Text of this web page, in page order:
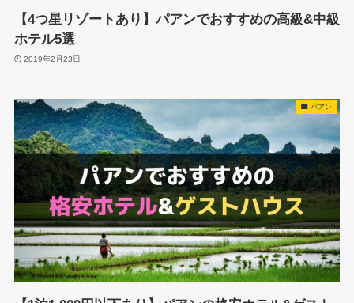
【4つ星リゾートあり】パアンでおすすめの高級&中級
ホテル5選
2019年2月23日
パアン